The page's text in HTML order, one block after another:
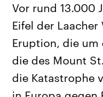
Landtagswahl
2026
Alle Informationen
Sachsen-Anhalt
September 2026
Landtag. Seit 2021
Bundesland von
Vor rund 13.000
Eifel der
Eruption, die um
die des Mount
die Katastrophe